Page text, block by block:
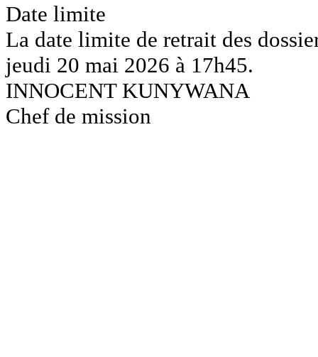
Date limite
La date limite de retrait des
jeudi 20 mai 2026 à 17h45.
INNOCENT KUNYWANA
Chef de mission